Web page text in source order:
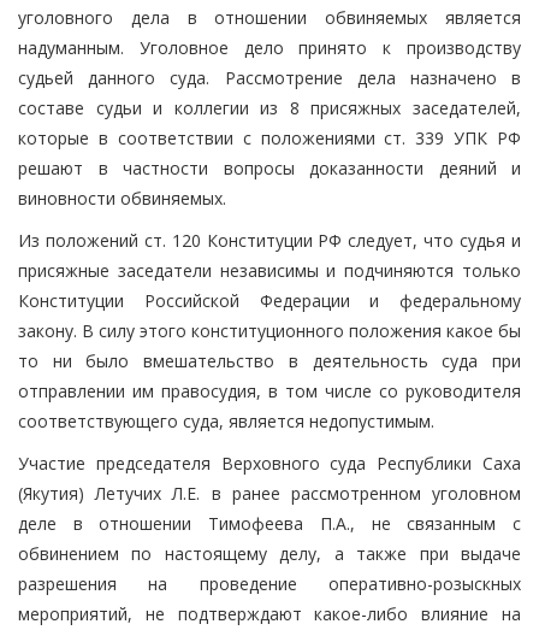
уголовного дела в отношении обвиняемых является
надуманным. Уголовное дело принято к производству
судьей данного суда. Рассмотрение дела назначено в
составе судьи и коллегии из 8 присяжных заседателей,
которые в соответствии с положениями ст. 339 УПК РФ
решают в частности вопросы доказанности деяний и
виновности обвиняемых.
Из положений ст. 120 Конституции РФ следует, что судья и
присяжные заседатели независимы и подчиняются только
Конституции Российской Федерации и федеральному
закону. В силу этого конституционного положения какое бы
то ни было вмешательство в деятельность суда при
отправлении им правосудия, в том числе со руководителя
соответствующего суда, является недопустимым.
Участие председателя Верховного суда Республики Саха
(Якутия) Летучих Л.Е. в ранее рассмотренном уголовном
деле в отношении Тимофеева П.А., не связанным с
обвинением по настоящему делу, а также при выдаче
разрешения на проведение оперативно-розыскных
мероприятий, не подтверждают какое-либо влияние на